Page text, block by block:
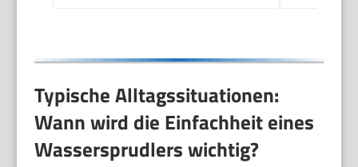
Typische Alltagssituationen:
Wann wird die Einfachheit eines
Wassersprudlers wichtig?